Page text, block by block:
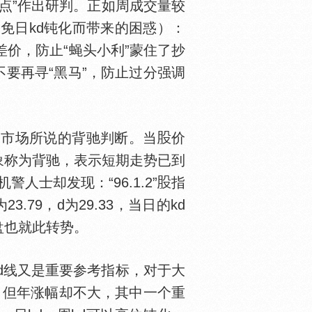
”作出研判。正如周成交量较
日kd钝化而带来的困惑）：
，防止“蝇头小利”蒙住了抄
再寻“黑马”，防止过分强调
场所说的背驰判断。当
价
为背驰，表示短期走势已到
警人士却发现：“96.1.2”
指
23.79，d为29.33，当日的kd
就此转势。
又是重要参考指标，对于大
年涨幅却不大，其中一个重